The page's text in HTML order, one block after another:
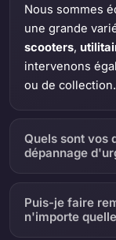
Nous sommes
une grande
scooters,
intervenons
ou de collection.
Quels sont vos
dépannage
Puis-je faire
n'importe